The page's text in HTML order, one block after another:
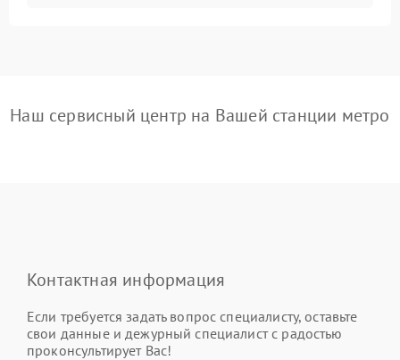
Наш сервисный центр на Вашей станции метро
Контактная информация
Если требуется задать вопрос специалисту, оставьте
свои данные и дежурный специалист с радостью
проконсультирует Вас!